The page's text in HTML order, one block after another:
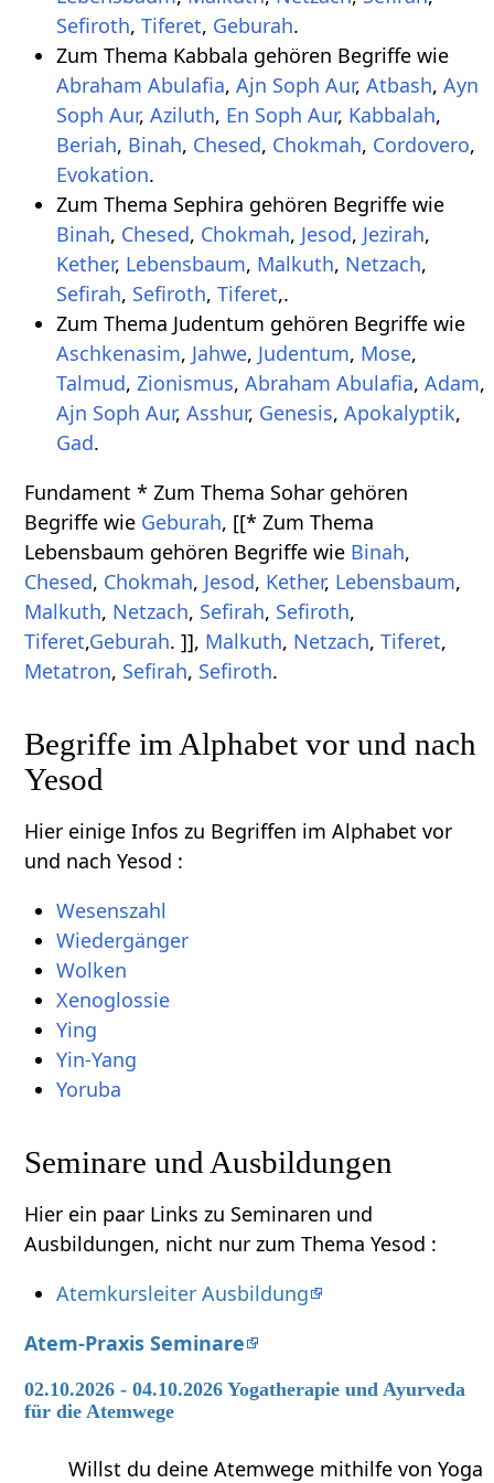
Sefiroth, Tiferet, Geburah.
Zum Thema Kabbala gehören Begriffe wie
Abraham Abulafia, Ajn Soph Aur, Atbash, Ayn
Soph Aur, Aziluth, En Soph Aur, Kabbalah,
Beriah, Binah, Chesed, Chokmah, Cordovero,
Evokation.
Zum Thema Sephira gehören Begriffe wie
Binah, Chesed, Chokmah, Jesod, Jezirah,
Kether, Lebensbaum, Malkuth, Netzach,
Sefirah, Sefiroth, Tiferet,.
Zum Thema Judentum gehören Begriffe wie
Aschkenasim, Jahwe, Judentum, Mose,
Talmud, Zionismus, Abraham Abulafia, Adam,
Ajn Soph Aur, Asshur, Genesis, Apokalyptik,
Gad.
Fundament * Zum Thema Sohar gehören
Begriffe wie Geburah, [[* Zum Thema
Lebensbaum gehören Begriffe wie Binah,
Chesed, Chokmah, Jesod, Kether, Lebensbaum,
Malkuth, Netzach, Sefirah, Sefiroth,
Tiferet,Geburah. ]], Malkuth, Netzach,Tiferet,
Metatron, Sefirah, Sefiroth.
Begriffe im Alphabet vor und nach
Yesod
Hier einige Infos zu Begriffen im Alphabet vor
und nach Yesod :
Wesenszahl
Wiedergänger
Wolken
Xenoglossie
Ying
Yin-Yang
Yoruba
Seminare und Ausbildungen
Hier ein paar Links zu Seminaren und
Ausbildungen, nicht nur zum Thema Yesod :
Atemkursleiter Ausbildung
Atem-Praxis Seminare
02.10.2026 - 04.10.2026 Yogatherapie und Ayurveda
für die Atemwege
Willst du deine Atemwege mithilfe von Yoga